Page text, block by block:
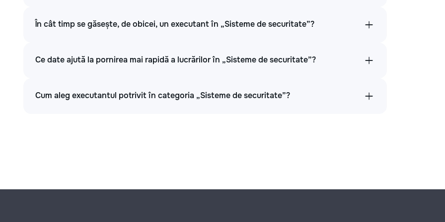
În cât timp se găsește, de obicei, un executant în „Sisteme de securitate”?
Ce date ajută la pornirea mai rapidă a lucrărilor în „Sisteme de securitate”?
Cum aleg executantul potrivit în categoria „Sisteme de securitate”?